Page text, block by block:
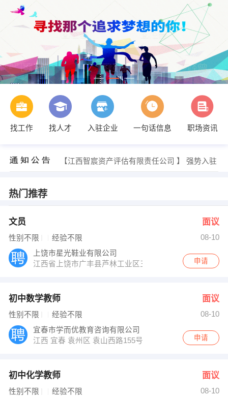
找工作 找人才 入驻企业 一句话信息
职场资讯
【江西智宸资产评估有限责任公司 】 强势入驻
欧阳彩云 发布 [人力资源实习生 ] 招聘信息
【江西康源人力资源服务有限公司 】 强势入驻
热门推荐
文员 面议
性别不限 经验不限
08-10
上饶市星光鞋业有限公司
江西省上饶市广丰县芦林工业区三维路
申请
初中数学教师 面议
性别不限 经验不限
08-10
宜春市学而优教育咨询有限公司
江西 宜春 袁州区 袁山西路155号学而优教育
申请
初中化学教师 面议
性别不限 经验不限
08-10